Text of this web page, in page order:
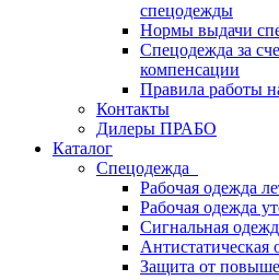
спецодежды
Нормы выдачи
Спецодежда за
компенсации
Правила работы
Контакты
Дилеры ПРАБО
Каталог
Спецодежда
Рабочая одежда
Рабочая одежда
Сигнальная
Антистатическая
Защита от